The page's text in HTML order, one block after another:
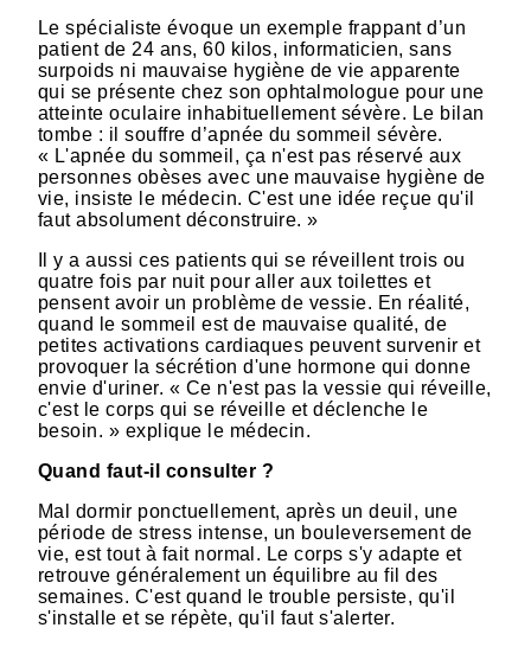
Le spécialiste évoque un exemple frappant d’un
patient de 24 ans, 60 kilos, informaticien, sans
surpoids ni mauvaise hygiène de vie apparente
qui se présente chez son ophtalmologue pour une
atteinte oculaire inhabituellement sévère. Le bilan
tombe : il souffre d’apnée du sommeil sévère.
« L'apnée du sommeil, ça n'est pas réservé aux
personnes obèses avec une mauvaise hygiène de
vie, insiste le médecin. C'est une idée reçue qu'il
faut absolument déconstruire. »
Il y a aussi ces patients qui se réveillent trois ou
quatre fois par nuit pour aller aux toilettes et
pensent avoir un problème de vessie. En réalité,
quand le sommeil est de mauvaise qualité, de
petites activations cardiaques peuvent survenir et
provoquer la sécrétion d'une hormone qui donne
envie d'uriner. « Ce n'est pas la vessie qui réveille,
c'est le corps qui se réveille et déclenche le
besoin. » explique le médecin.
Quand faut-il consulter ?
Mal dormir ponctuellement, après un deuil, une
période de stress intense, un bouleversement de
vie, est tout à fait normal. Le corps s'y adapte et
retrouve généralement un équilibre au fil des
semaines. C'est quand le trouble persiste, qu'il
s'installe et se répète, qu'il faut s'alerter.